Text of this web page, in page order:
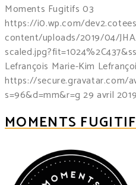
Moments Fugitifs 03
https://i0.wp.com/
content/uploads/2019/04/
Lefrançois Marie-Kim
https://secure.gravatar.com/
s=96&d=mm&r=g 29 avril 2019
MOMENTS